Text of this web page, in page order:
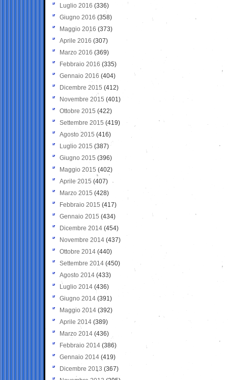
Luglio 2016 (336)
Giugno 2016 (358)
Maggio 2016 (373)
Aprile 2016 (307)
Marzo 2016 (369)
Febbraio 2016 (335)
Gennaio 2016 (404)
Dicembre 2015 (412)
Novembre 2015 (401)
Ottobre 2015 (422)
Settembre 2015 (419)
Agosto 2015 (416)
Luglio 2015 (387)
Giugno 2015 (396)
Maggio 2015 (402)
Aprile 2015 (407)
Marzo 2015 (428)
Febbraio 2015 (417)
Gennaio 2015 (434)
Dicembre 2014 (454)
Novembre 2014 (437)
Ottobre 2014 (440)
Settembre 2014 (450)
Agosto 2014 (433)
Luglio 2014 (436)
Giugno 2014 (391)
Maggio 2014 (392)
Aprile 2014 (389)
Marzo 2014 (436)
Febbraio 2014 (386)
Gennaio 2014 (419)
Dicembre 2013 (367)